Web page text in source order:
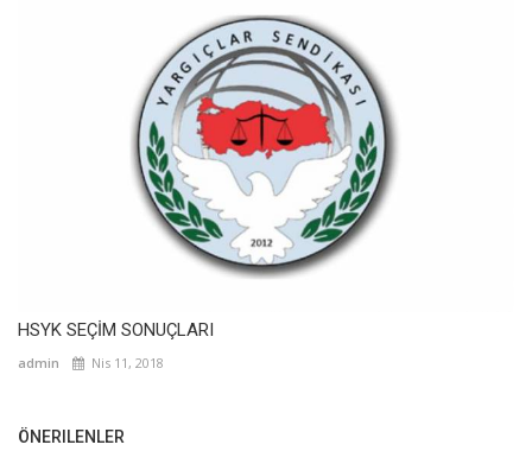
HSYK SEÇİM SONUÇLARI
admin Nis 11, 2018
ÖNERILENLER